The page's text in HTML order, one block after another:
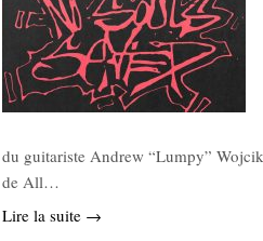
du guitariste Andrew “Lumpy”
de All…
Lire la suite →